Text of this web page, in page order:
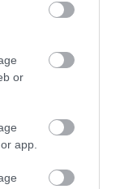
or
app.
észlelsz
a viselkedési
helyzeteket